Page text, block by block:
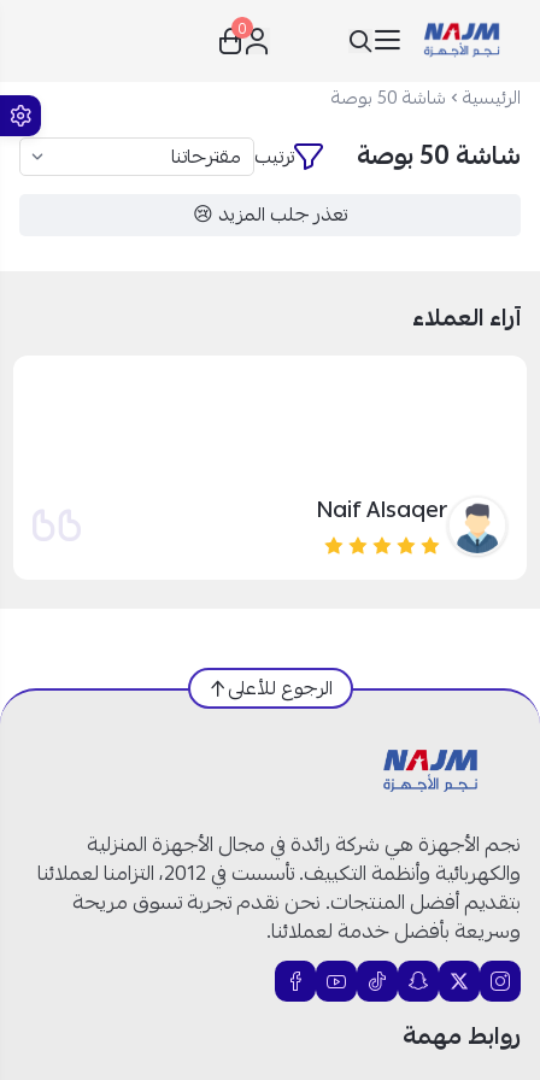
نجم الأجهزة
0
الرئيسية شاشة 50 بوصة
شاشة 50 بوصة
ترتيب
تعذر جلب المزيد 😢
آراء العملاء
Naif Alsaqer
الرجوع للأعلى
نجم الأجهزة هي شركة رائدة في مجال الأجهزة المنزلية
والكهربائية وأنظمة التكييف. تأسست في 2012، التزامنا لعملائنا
بتقديم أفضل المنتجات. نحن نقدم تجربة تسوق مريحة
وسريعة بأفضل خدمة لعملائنا.
روابط مهمة